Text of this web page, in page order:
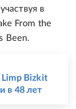
в
From the
Been.
Bizkit
в 48 лет